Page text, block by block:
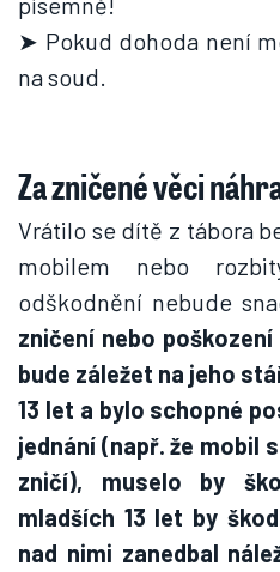
➤ Pokud dohoda není
na soud.
Za zničené věci
Vrátilo se dítě z tábora
mobilem nebo
odškodnění nebude
zničení nebo
bude záležet na jeho
13 let a bylo schopné
jednání (např. že mobil
zničí), muselo by
mladších 13 let by
nad nimi zanedbal